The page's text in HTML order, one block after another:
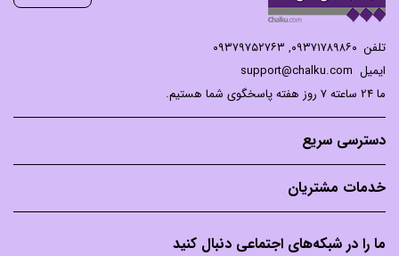
تلفن ۰۹۳۷۱۷۸۹۸۶۰, ۰۹۳۷۹۷۵۲۷۶۳
ایمیل support@chalku.com
ما 24 ساعته 7 روز هفته پاسخگوی شما هستیم.
دسترسی سریع
خدمات مشتریان
ما را در شبکه‌های اجتماعی دنبال کنید